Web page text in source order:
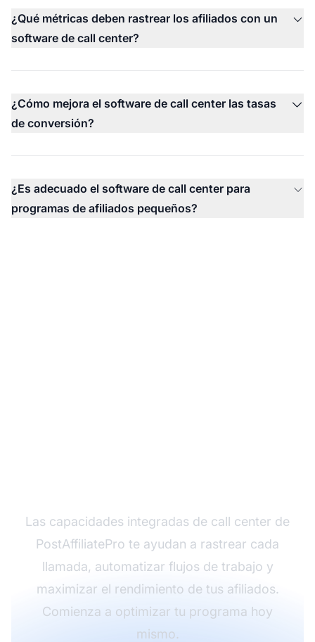
¿Qué métricas deben rastrear los afiliados con un
software de call center?
¿Cómo mejora el software de call center las tasas
de conversión?
¿Es adecuado el software de call center para
programas de afiliados pequeños?
Las capacidades integradas de call center de
PostAffiliatePro te ayudan a rastrear cada
llamada, automatizar flujos de trabajo y
maximizar el rendimiento de tus afiliados.
Comienza a optimizar tu programa hoy
mismo.